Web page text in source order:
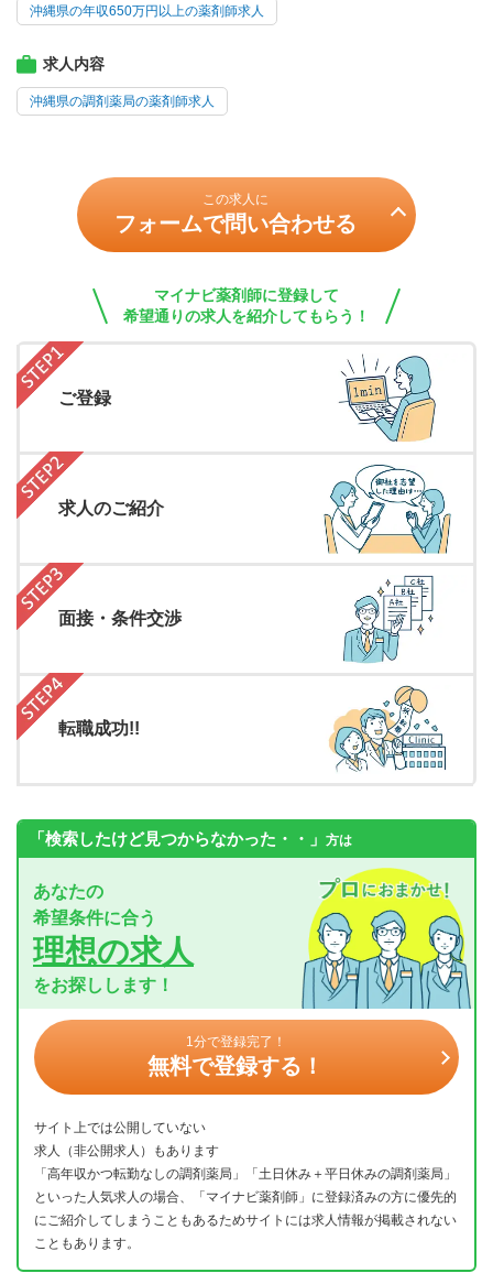
沖縄県の年収650万円以上の薬剤師求人
求人内容
沖縄県の調剤薬局の薬剤師求人
この求人に
フォームで問い合わせる
マイナビ薬剤師に登録して
希望通りの求人を紹介してもらう！
ご登録
求人のご紹介
面接・条件交渉
転職成功!!
「検索したけど見つからなかった・・」 方は
あなたの
希望条件に合う
理想の求人
をお探しします！
1分で登録完了！
無料で登録する！
サイト上では公開していない
求人（非公開求人）もあります
「高年収かつ転勤なしの調剤薬局」「土日休み＋平日休みの調剤薬局」
といった人気求人の場合、「マイナビ薬剤師」に登録済みの方に優先的
にご紹介してしまうこともあるためサイトには求人情報が掲載されない
こともあります。